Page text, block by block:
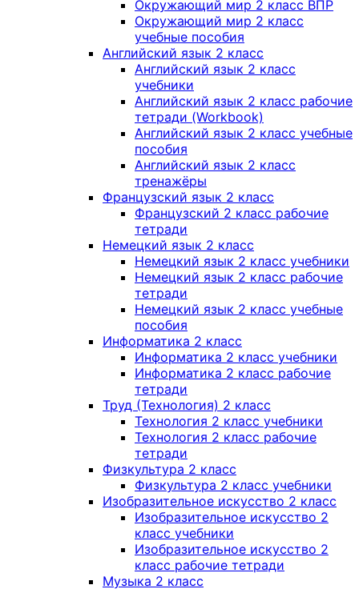
Окружающий мир 2 класс ВПР
Окружающий мир 2 класс
учебные пособия
Английский язык 2 класс
Английский язык 2 класс
учебники
Английский язык 2 класс рабочие
тетради (Workbook)
Английский язык 2 класс учебные
пособия
Английский язык 2 класс
тренажёры
Французский язык 2 класс
Французский 2 класс рабочие
тетради
Немецкий язык 2 класс
Немецкий язык 2 класс учебники
Немецкий язык 2 класс рабочие
тетради
Немецкий язык 2 класс учебные
пособия
Информатика 2 класс
Информатика 2 класс учебники
Информатика 2 класс рабочие
тетради
Труд (Технология) 2 класс
Технология 2 класс учебники
Технология 2 класс рабочие
тетради
Физкультура 2 класс
Физкультура 2 класс учебники
Изобразительное искусство 2 класс
Изобразительное искусство 2
класс учебники
Изобразительное искусство 2
класс рабочие тетради
Музыка 2 класс